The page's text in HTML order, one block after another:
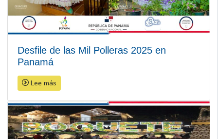
Desfile de las Mil Polleras 2025 en
Panamá
Lee más